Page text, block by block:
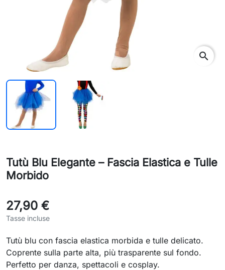
search
Tutù Blu Elegante – Fascia Elastica e Tulle
Morbido
27,90 €
Tasse incluse
Tutù blu con fascia elastica morbida e tulle delicato.
Coprente sulla parte alta, più trasparente sul fondo.
Perfetto per danza, spettacoli e cosplay.